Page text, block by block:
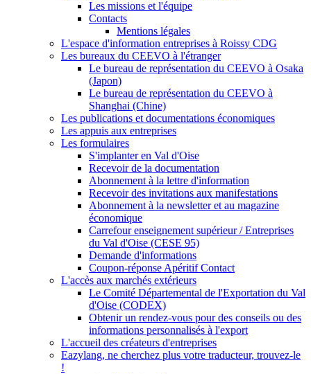
Les missions et l'équipe
Contacts
Mentions légales
L'espace d'information entreprises à Roissy CDG
Les bureaux du CEEVO à l'étranger
Le bureau de représentation du CEEVO à Osaka
(Japon)
Le bureau de représentation du CEEVO à
Shanghai (Chine)
Les publications et documentations économiques
Les appuis aux entreprises
Les formulaires
S'implanter en Val d'Oise
Recevoir de la documentation
Abonnement à la lettre d'information
Recevoir des invitations aux manifestations
Abonnement à la newsletter et au magazine
économique
Carrefour enseignement supérieur / Entreprises
du Val d'Oise (CESE 95)
Demande d'informations
Coupon-réponse Apéritif Contact
L'accès aux marchés extérieurs
Le Comité Départemental de l'Exportation du Val
d'Oise (CODEX)
Obtenir un rendez-vous pour des conseils ou des
informations personnalisés à l'export
L'accueil des créateurs d'entreprises
Eazylang, ne cherchez plus votre traducteur, trouvez-le
!